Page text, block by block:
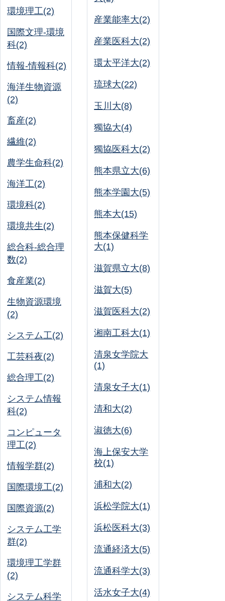
環境理工(2)
国際文理-環境
科(2)
情報-情報科(2)
海洋生物資源
(2)
畜産(2)
繊維(2)
農学生命科(2)
海洋工(2)
環境科(2)
環境共生(2)
総合科-総合理
数(2)
食産業(2)
生物資源環境
(2)
システム工(2)
工芸科夜(2)
総合理工(2)
システム情報
科(2)
コンピュータ
理工(2)
情報学群(2)
国際環境工(2)
国際資源(2)
システム工学
群(2)
環境理工学群
(2)
システム科学
産業能率大(2)
産業医科大(2)
環太平洋大(2)
琉球大(22)
玉川大(8)
獨協大(4)
獨協医科大(2)
熊本県立大(6)
熊本学園大(5)
熊本大(15)
熊本保健科学
大(1)
滋賀県立大(8)
滋賀大(5)
滋賀医科大(2)
湘南工科大(1)
清泉女学院大
(1)
清泉女子大(1)
清和大(2)
淑徳大(6)
海上保安大学
校(1)
浦和大(2)
浜松学院大(1)
浜松医科大(3)
流通経済大(5)
流通科学大(3)
活水女子大(4)